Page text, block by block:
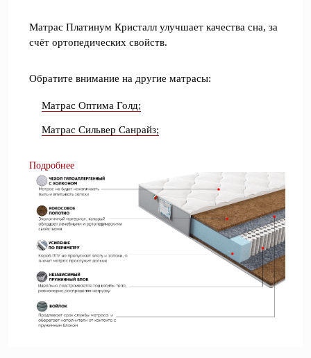
Матрас Платинум Кристалл улучшает качества сна, за
счёт ортопедических свойств.
Обратите внимание на другие матрасы:
Матрас Оптима Голд;
Матрас Сильвер Санрайз;
Подробнее